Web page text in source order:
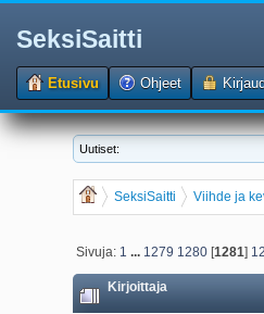
SeksiSaitti
Etusivu Ohjeet
Uutiset:
SeksiSaitti Viihde ja
Sivuja: 1 ... 1279 1280[1281]
Kirjoittaja